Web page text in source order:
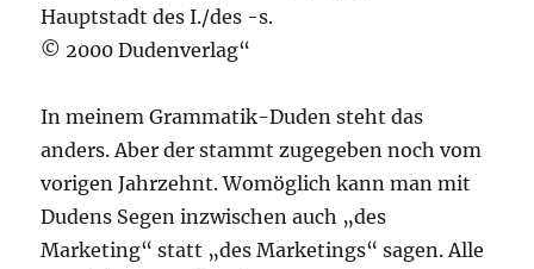
Hauptstadt des I./des -s.
© 2000 Dudenverlag“
In meinem Grammatik-Duden steht das
anders. Aber der stammt zugegeben noch vom
vorigen Jahrzehnt. Womöglich kann man mit
Dudens Segen inzwischen auch „des
Marketing“ statt „des Marketings“ sagen. Alle